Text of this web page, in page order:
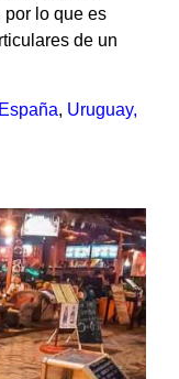
lo que es
de un
España, Uruguay,